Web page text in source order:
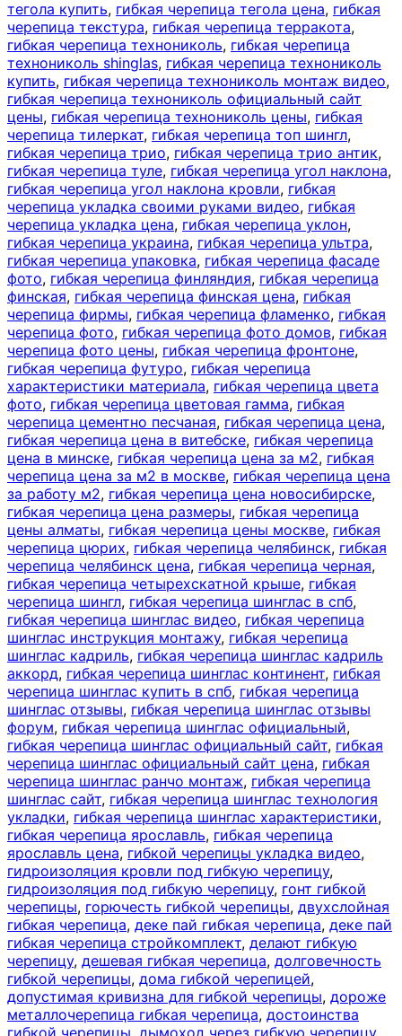
тегола купить, гибкая черепица тегола цена, гибкая
черепица текстура, гибкая черепица терракота,
гибкая черепица технониколь, гибкая черепица
технониколь shinglas, гибкая черепица технониколь
купить, гибкая черепица технониколь монтаж видео,
гибкая черепица технониколь официальный сайт
цены, гибкая черепица технониколь цены, гибкая
черепица тилеркат, гибкая черепица топ шингл,
гибкая черепица трио, гибкая черепица трио антик,
гибкая черепица туле, гибкая черепица угол наклона,
гибкая черепица угол наклона кровли, гибкая
черепица укладка своими руками видео, гибкая
черепица укладка цена, гибкая черепица уклон,
гибкая черепица украина, гибкая черепица ультра,
гибкая черепица упаковка, гибкая черепица фасаде
фото, гибкая черепица финляндия, гибкая черепица
финская, гибкая черепица финская цена, гибкая
черепица фирмы, гибкая черепица фламенко, гибкая
черепица фото, гибкая черепица фото домов, гибкая
черепица фото цены, гибкая черепица фронтоне,
гибкая черепица футуро, гибкая черепица
характеристики материала, гибкая черепица цвета
фото, гибкая черепица цветовая гамма, гибкая
черепица цементно песчаная, гибкая черепица цена,
гибкая черепица цена в витебске, гибкая черепица
цена в минске, гибкая черепица цена за м2, гибкая
черепица цена за м2 в москве, гибкая черепица цена
за работу м2, гибкая черепица цена новосибирске,
гибкая черепица цена размеры, гибкая черепица
цены алматы, гибкая черепица цены москве, гибкая
черепица цюрих, гибкая черепица челябинск, гибкая
черепица челябинск цена, гибкая черепица черная,
гибкая черепица четырехскатной крыше, гибкая
черепица шингл, гибкая черепица шинглас в спб,
гибкая черепица шинглас видео, гибкая черепица
шинглас инструкция монтажу, гибкая черепица
шинглас кадриль, гибкая черепица шинглас кадриль
аккорд, гибкая черепица шинглас континент, гибкая
черепица шинглас купить в спб, гибкая черепица
шинглас отзывы, гибкая черепица шинглас отзывы
форум, гибкая черепица шинглас официальный,
гибкая черепица шинглас официальный сайт, гибкая
черепица шинглас официальный сайт цена, гибкая
черепица шинглас ранчо монтаж, гибкая черепица
шинглас сайт, гибкая черепица шинглас технология
укладки, гибкая черепица шинглас характеристики,
гибкая черепица ярославль, гибкая черепица
ярославль цена, гибкой черепицы укладка видео,
гидроизоляция кровли под гибкую черепицу,
гидроизоляция под гибкую черепицу, гонт гибкой
черепицы, горючесть гибкой черепицы, двухслойная
гибкая черепица, деке пай гибкая черепица, деке пай
гибкая черепица стройкомплект, делают гибкую
черепицу, дешевая гибкая черепица, долговечность
гибкой черепицы, дома гибкой черепицей,
допустимая кривизна для гибкой черепицы, дороже
металлочерепица гибкая черепица, достоинства
гибкой черепицы, дымоход через гибкую черепицу,